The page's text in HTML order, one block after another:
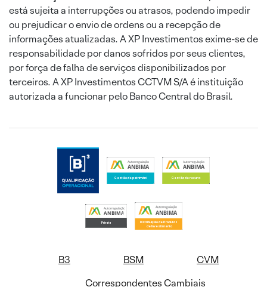
está sujeita a interrupções ou atrasos, podendo impedir
ou prejudicar o envio de ordens ou a recepção de
informações atualizadas. A XP Investimentos exime-se de
responsabilidade por danos sofridos por seus clientes,
por força de falha de serviços disponibilizados por
terceiros. A XP Investimentos CCTVM S/A é instituição
autorizada a funcionar pelo Banco Central do Brasil.
B3 BSM
CVM
Correspondentes Cambiais